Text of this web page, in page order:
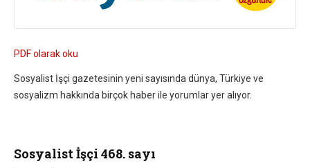
PDF olarak oku
Sosyalist İşçi gazetesinin yeni sayısında dünya, Türkiye ve
sosyalizm hakkında birçok haber ile yorumlar yer alıyor.
Sosyalist İşçi 468. sayı